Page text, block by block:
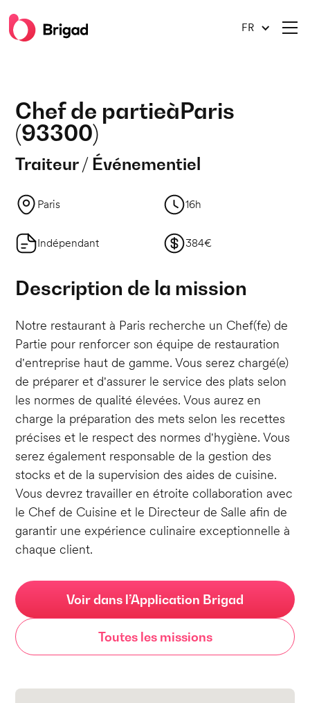
FR
Chef de partieàParis
(93300)
Traiteur / Événementiel
Paris 16h
Indépendant 384€
Description de la mission
Notre restaurant à Paris recherche un Chef(fe) de
Partie pour renforcer son équipe de restauration
d'entreprise haut de gamme. Vous serez chargé(e)
de préparer et d'assurer le service des plats selon
les normes de qualité élevées. Vous aurez en
charge la préparation des mets selon les recettes
précises et le respect des normes d'hygiène. Vous
serez également responsable de la gestion des
stocks et de la supervision des aides de cuisine.
Vous devrez travailler en étroite collaboration avec
le Chef de Cuisine et le Directeur de Salle afin de
garantir une expérience culinaire exceptionnelle à
chaque client.
Voir dans l’Application Brigad
Toutes les missions